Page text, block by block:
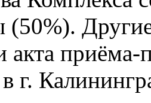
(50%).
акта приёма-
г.